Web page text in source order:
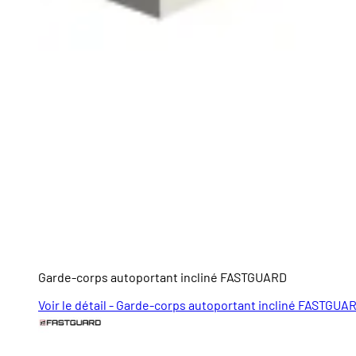
Garde-corps autoportant incliné FASTGUARD
Voir le détail - Garde-corps autoportant incliné